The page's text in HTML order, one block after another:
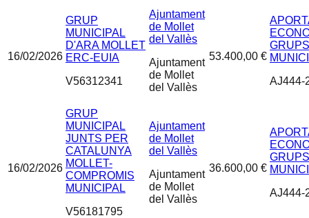
16/02/2026
GRUP
MUNICIPAL
D'ARA MOLLET
ERC-EUIA
V56312341
Ajuntament
de Mollet
del Vallès
Ajuntament
de Mollet
del Vallès
53.400,00 €
GRUPS
AJ444-
16/02/2026
GRUP
MUNICIPAL
JUNTS PER
CATALUNYA
MOLLET-
COMPROMIS
MUNICIPAL
V56181795
Ajuntament
de Mollet
del Vallès
Ajuntament
de Mollet
del Vallès
36.600,00 €
GRUPS
AJ444-